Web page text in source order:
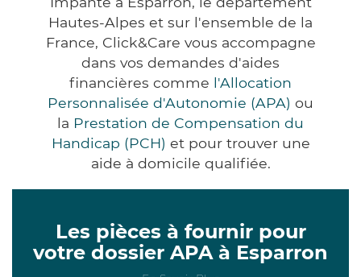
Hautes-Alpes et sur l'ensemble de la
France, Click&Care vous accompagne
dans vos demandes d'aides
financières comme l'Allocation
Personnalisée d'Autonomie (APA) ou
la Prestation de Compensation du
Handicap (PCH) et pour trouver une
aide à domicile qualifiée.
Les pièces à fournir pour
votre dossier APA à Esparron